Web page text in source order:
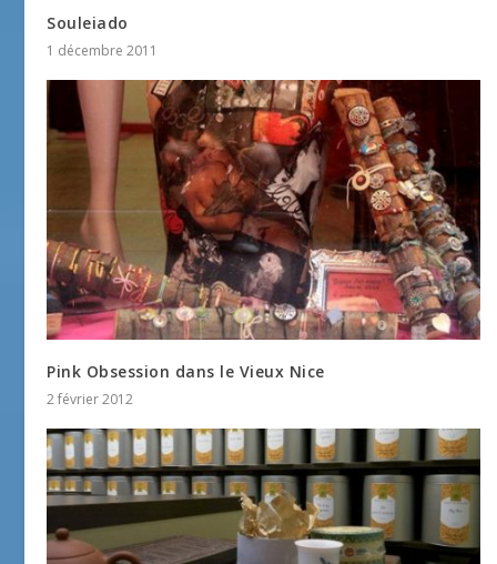
Souleiado
1 décembre 2011
Pink Obsession dans le Vieux Nice
2 février 2012